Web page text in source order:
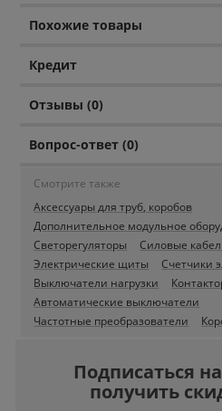
Похожие товары
Кредит
Отзывы (0)
Вопрос-ответ (0)
Смотрите также
Аксессуары для труб, коробов
Дополнительное модульное
Светорегуляторы
Силовые
Электрические щиты
Счетчики
Выключатели нагрузки
Автоматические выключатели
Частотные преобразователи
Подписаться
получить